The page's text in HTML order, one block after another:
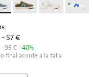
de piel y tejido para
marrones de piel y
009 - Zapatos
- K800552-007 -
Twins - K800552-012
Twins -Twins
- 57 €
95 € -40%
final acorde a la talla